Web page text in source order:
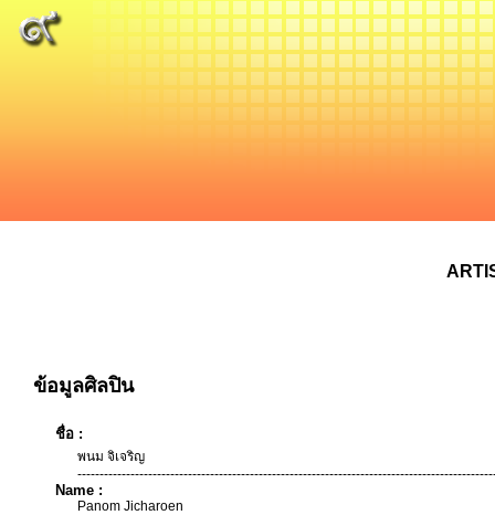
ข้อมูลศิลปิน
ชื่อ :
พนม จิเจริญ
Name :
Panom Jicharoen